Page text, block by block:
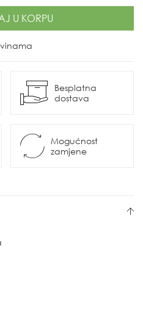
U KORPU
Besplatna
dostava
Mogućnost
zamjene